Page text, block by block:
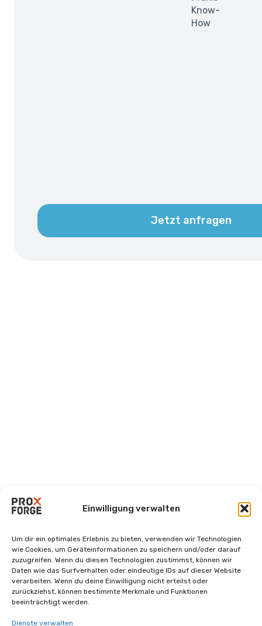
Einwilligung verwalten
Um dir ein optimales Erlebnis zu bieten, verwenden wir Technologien
wie Cookies, um Geräteinformationen zu speichern und/oder darauf
zuzugreifen. Wenn du diesen Technologien zustimmst, können wir
Daten wie das Surfverhalten oder eindeutige IDs auf dieser Website
verarbeiten. Wenn du deine Einwilligung nicht erteilst oder
zurückziehst, können bestimmte Merkmale und Funktionen
beeinträchtigt werden.
Dienste verwalten
Know-
How
Jetzt anfragen
Die häufigsten Fragen
Wie lange dauern die